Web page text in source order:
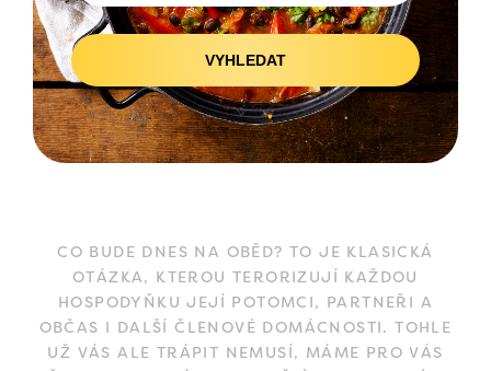
VYHLEDAT
CO BUDE DNES NA OBĚD? TO JE KLASICKÁ
OTÁZKA, KTEROU TERORIZUJÍ KAŽDOU
HOSPODYŇKU JEJÍ POTOMCI, PARTNEŘI A
OBČAS I DALŠÍ ČLENOVÉ DOMÁCNOSTI. TOHLE
UŽ VÁS ALE TRÁPIT NEMUSÍ, MÁME PRO VÁS